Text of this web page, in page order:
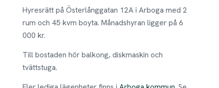
Hyresrätt på Österlånggatan 12A i Arboga med 2
rum och 45 kvm boyta. Månadshyran ligger på 6
000 kr.
Till bostaden hör balkong, diskmaskin och
tvättstuga.